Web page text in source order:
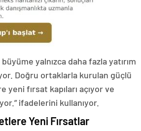
yalnızca daha fazla yatırım
Doğru ortaklarla kurulan güçlü
fırsat kapıları açıyor ve
ifadelerini kullanıyor.
Yeni Fırsatlar